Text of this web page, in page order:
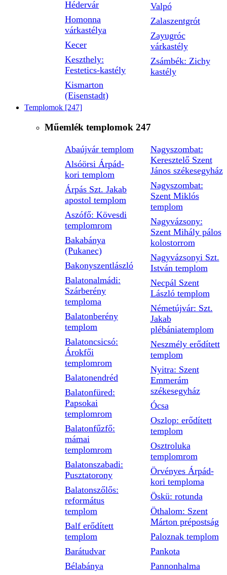
Hédervár
Homonna
várkastélya
Kecer
Keszthely:
Festetics-kastély
Kismarton
(Eisenstadt)
Valpó
Zalaszentgrót
Zayugróc
várkastély
Zsámbék: Zichy
kastély
Templomok [247]
Műemlék templomok 247
Abaújvár templom
Alsóörsi Árpád-
kori templom
Árpás Szt. Jakab
apostol templom
Aszófő: Kövesdi
templomrom
Bakabánya
(Pukanec)
Bakonyszentlászló
Balatonalmádi:
Szárberény
temploma
Balatonberény
templom
Balatoncsicsó:
Árokfői
templomrom
Balatonendréd
Balatonfüred:
Papsokai
templomrom
Balatonfűzfő:
mámai
templomrom
Balatonszabadi:
Pusztatorony
Balatonszőlős:
református
templom
Balf erődített
templom
Barátudvar
Bélabánya
Nagyszombat:
Keresztelő Szent
János székesegyház
Nagyszombat:
Szent Miklós
templom
Nagyvázsony:
Szent Mihály pálos
kolostorrom
Nagyvázsonyi Szt.
István templom
Necpál Szent
László templom
Németújvár: Szt.
Jakab
plébániatemplom
Neszmély erődített
templom
Nyitra: Szent
Emmerám
székesegyház
Ócsa
Oszlop: erődített
templom
Osztroluka
templomrom
Örvényes Árpád-
kori temploma
Öskü: rotunda
Öthalom: Szent
Márton prépostság
Paloznak templom
Pankota
Pannonhalma